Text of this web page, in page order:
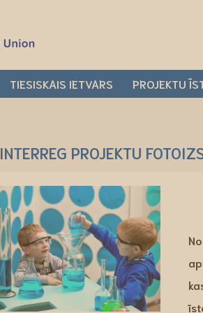
TIESISKAIS IETVARS PROJEKTU
INTERREG PROJEKTU
No